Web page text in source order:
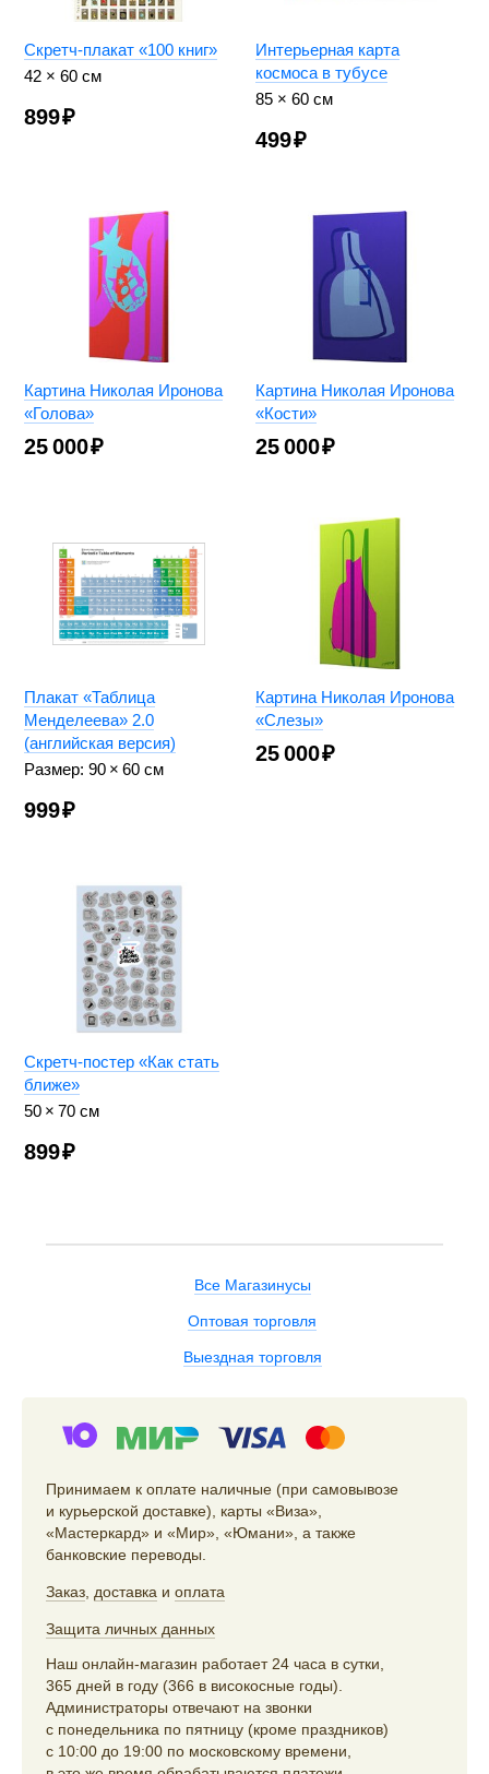
Скретч-плакат «100 книг»
42 × 60 см
899₽
Интерьерная карта
космоса в тубусе
85 × 60 см
499₽
Картина Николая Иронова
«Голова»
25 000₽
Картина Николая Иронова
«Кости»
25 000₽
Плакат «Таблица
Менделеева» 2.0
(английская версия)
Размер: 90 × 60 cм
999₽
Картина Николая Иронова
«Слезы»
25 000₽
Скретч-постер «Как стать
ближе»
50 × 70 см
899₽
Все Магазинусы
Оптовая торговля
Выездная торговля
Принимаем к оплате наличные (при самовывозе
и курьерской доставке), карты «Виза»,
«Мастеркард» и «Мир», «Юмани», а также
банковские переводы.
Заказ доставка и оплата
Защита личных данных
Наш онлайн-магазин работает 24 часа в сутки,
365 дней в году (366 в високосные годы).
Администраторы отвечают на звонки
с понедельника по пятницу (кроме праздников)
с 10:00 до 19:00 по московскому времени,